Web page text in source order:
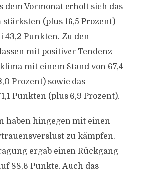
dem Vormonat erholt sich das
(plus 16,5 Prozent)
43,2 Punkten. Zu den
mit positiver Tendenz
mit einem Stand von 67,4
Prozent) sowie das
Punkten (plus 6,9 Prozent).
haben hingegen mit einen
zu kämpfen.
ergab einen Rückgang
88,6 Punkte. Auch das